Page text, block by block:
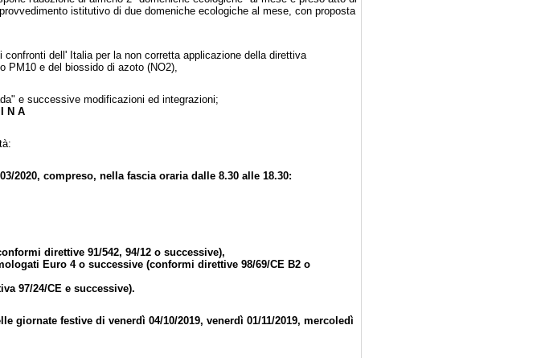
istitutivo di due domeniche ecologiche al mese, con proposta
dell' Italia per la non corretta applicazione della direttiva
PM10 e del biossido di azoto (NO2),
e successive modificazioni ed integrazioni;
N A
2020, compreso, nella fascia oraria dalle 8.30 alle 18.30:
direttive 91/542, 94/12 o successive),
Euro 4 o successive (conformi direttive 98/69/CE B2 o
97/24/CE e successive).
giornate festive di venerdì 04/10/2019, venerdì 01/11/2019, mercoledì